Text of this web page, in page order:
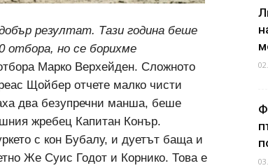
резултат. Тази година беше
отбора, но се борихме
Марко Верхейден. Сложното
Щойбер отчете малко чисти
два безупречни манша, беше
жребец Капитан Конър.
с кон Бубалу, и дуетът баща и
Же Суис Годот и Корнико. Това e